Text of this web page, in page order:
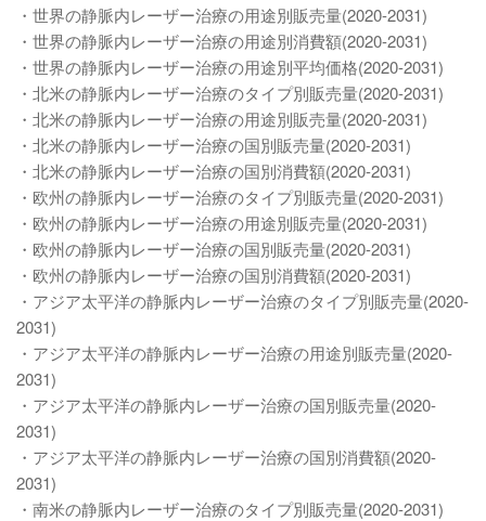
・世界の静脈内レーザー治療の用途別販売量(2020-2031)
・世界の静脈内レーザー治療の用途別消費額(2020-2031)
・世界の静脈内レーザー治療の用途別平均価格(2020-2031)
・北米の静脈内レーザー治療のタイプ別販売量(2020-2031)
・北米の静脈内レーザー治療の用途別販売量(2020-2031)
・北米の静脈内レーザー治療の国別販売量(2020-2031)
・北米の静脈内レーザー治療の国別消費額(2020-2031)
・欧州の静脈内レーザー治療のタイプ別販売量(2020-2031)
・欧州の静脈内レーザー治療の用途別販売量(2020-2031)
・欧州の静脈内レーザー治療の国別販売量(2020-2031)
・欧州の静脈内レーザー治療の国別消費額(2020-2031)
・アジア太平洋の静脈内レーザー治療のタイプ別販売量(2020-
2031)
・アジア太平洋の静脈内レーザー治療の用途別販売量(2020-
2031)
・アジア太平洋の静脈内レーザー治療の国別販売量(2020-
2031)
・アジア太平洋の静脈内レーザー治療の国別消費額(2020-
2031)
・南米の静脈内レーザー治療のタイプ別販売量(2020-2031)